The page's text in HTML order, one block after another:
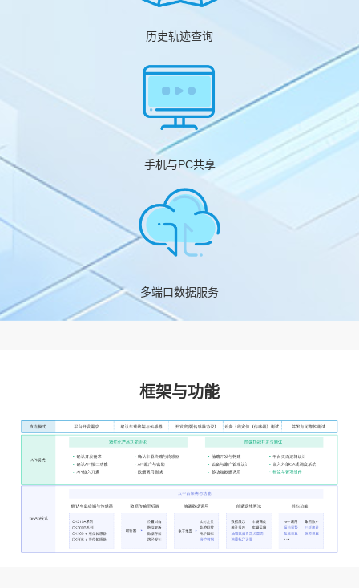
历史轨迹查询
手机与PC共享
多端口数据服务
框架与功能